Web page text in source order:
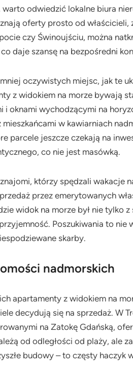
odwiedzić lokalne biura
oferty prosto od właścicieli,
czy Świnoujściu, można
daje szansę na bezpośredni
oczywistych miejsc, jak te
z widokiem na morze bywają
i oknami wychodzącymi na
w kawiarniach
parcele jeszcze czekają na
co nie jest masówką.
którzy spędzali wakacje
przez emerytowanych
widok na morze był nie tylko z
Poszukiwania to nie
skarby.
nadmorskich
apartamenty z widokiem na
decydują się na sprzedaż. W
na Zatokę Gdańską,
od odległości od plaży, ale
budowy – to częsty haczyk